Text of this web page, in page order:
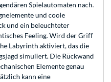
Spielautomaten nach.
und coole
und ein beleuchteter
Feeling. Wird der Griff
Labyrinth aktiviert, das die
simuliert. Die Rückwand
Elemente genau
kann eine